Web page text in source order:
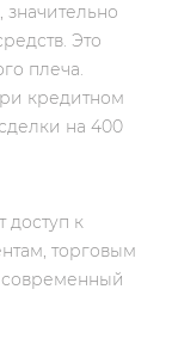
Это
плеча.
кредитном
на 400
доступ к
торговым
современный